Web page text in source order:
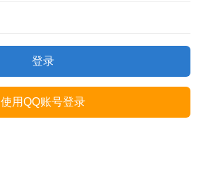
登录
使用QQ账号登录